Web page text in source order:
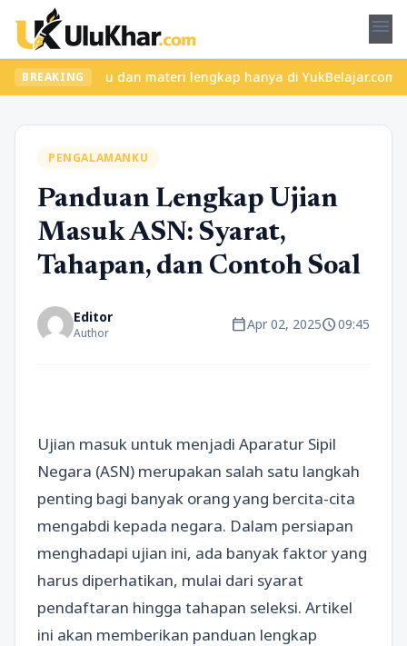
menu
BREAKING
seru dan materi lengkap hanya di YukBelajar.com.
PENGALAMANKU
Panduan Lengkap Ujian
Masuk ASN: Syarat,
Tahapan, dan Contoh Soal
Editor
Author calendar_todayApr 02, 2025schedule09:45
Ujian masuk untuk menjadi Aparatur Sipil
Negara (ASN) merupakan salah satu langkah
penting bagi banyak orang yang bercita-cita
mengabdi kepada negara. Dalam persiapan
menghadapi ujian ini, ada banyak faktor yang
harus diperhatikan, mulai dari syarat
pendaftaran hingga tahapan seleksi. Artikel
ini akan memberikan panduan lengkap